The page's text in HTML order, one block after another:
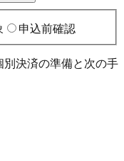
申込前確認
決済の準備と次の手